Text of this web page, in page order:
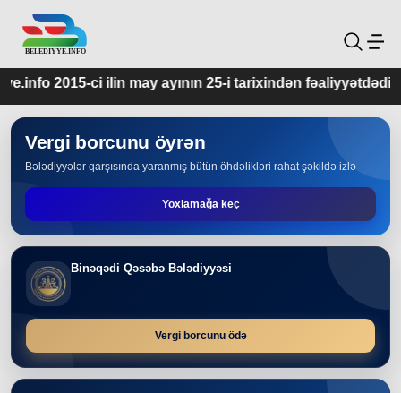
ayının 25-i tarixindən fəaliyyətdədir.
Vergi borcunu öyrən
Bələdiyyələr qarşısında yaranmış bütün öhdəlikləri rahat şəkildə izlə
Yoxlamağa keç
Binəqədi Qəsəbə Bələdiyyəsi
Vergi borcunu ödə